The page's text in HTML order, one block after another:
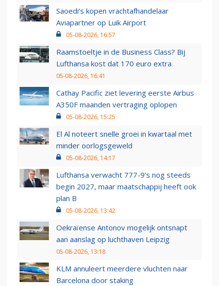
Saoedi’s kopen vrachtafhandelaar
Aviapartner op Luik Airport
05-08-2026, 16:57
Raamstoeltje in de Business Class? Bij
Lufthansa kost dat 170 euro extra
05-08-2026, 16:41
Cathay Pacific ziet levering eerste Airbus
A350F maanden vertraging oplopen
05-08-2026, 15:25
El Al noteert snelle groei in kwartaal met
minder oorlogsgeweld
05-08-2026, 14:17
Lufthansa verwacht 777-9’s nog steeds
begin 2027, maar maatschappij heeft ook
plan B
05-08-2026, 13:42
Oekraïense Antonov mogelijk ontsnapt
aan aanslag op luchthaven Leipzig
05-08-2026, 13:18
KLM annuleert meerdere vluchten naar
Barcelona door staking